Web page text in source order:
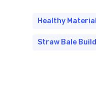
Healthy
Straw Bale